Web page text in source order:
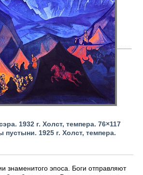
1932 г. Холст, темпера. 76×117
1925 г. Холст, темпера.
знаменитого эпоса. Боги отправляют